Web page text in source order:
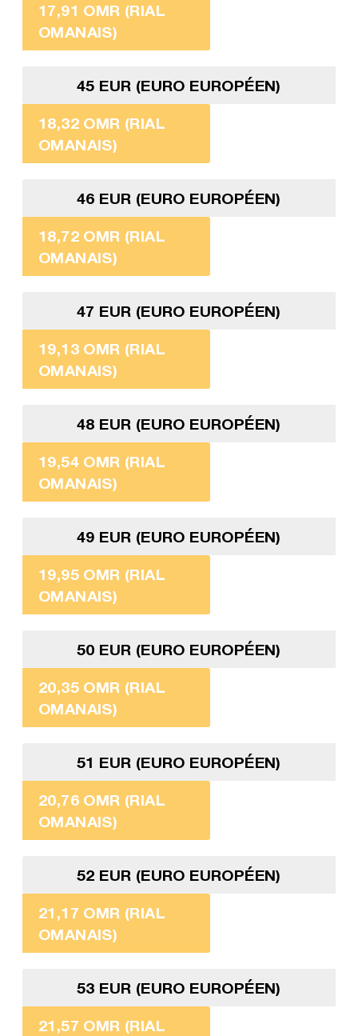
17,91 OMR (RIAL
OMANAIS)
45 EUR (EURO EUROPÉEN)
18,32 OMR (RIAL
OMANAIS)
46 EUR (EURO EUROPÉEN)
18,72 OMR (RIAL
OMANAIS)
47 EUR (EURO EUROPÉEN)
19,13 OMR (RIAL
OMANAIS)
48 EUR (EURO EUROPÉEN)
19,54 OMR (RIAL
OMANAIS)
49 EUR (EURO EUROPÉEN)
19,95 OMR (RIAL
OMANAIS)
50 EUR (EURO EUROPÉEN)
20,35 OMR (RIAL
OMANAIS)
51 EUR (EURO EUROPÉEN)
20,76 OMR (RIAL
OMANAIS)
52 EUR (EURO EUROPÉEN)
21,17 OMR (RIAL
OMANAIS)
53 EUR (EURO EUROPÉEN)
21,57 OMR (RIAL